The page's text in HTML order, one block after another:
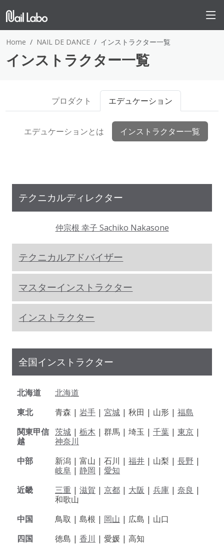
Home NAIL DE DANCE インストラクター一覧
インストラクター一覧
プロダクト エデュケーション
エデュケーションとは インストラクター一覧
テクニカルディレクター
仲宗根 幸子 Sachiko Nakasone
テクニカルアドバイザー
マスターインストラクター
インストラクター
全国インストラクター
北海道
北海道
東北
青森 | 岩手 | 宮城 | 秋田 | 山形 | 福島
関東甲信
越
茨城 | 栃木 | 群馬 | 埼玉 | 千葉 | 東京 |
神奈川
中部
新潟 | 富山 | 石川 | 福井 | 山梨 | 長野 |
岐阜 | 静岡 | 愛知
近畿
三重 | 滋賀 | 京都 | 大阪 | 兵庫 | 奈良 |
和歌山
中国
鳥取 | 島根 | 岡山 | 広島 | 山口
四国
徳島 | 香川 | 愛媛 | 高知